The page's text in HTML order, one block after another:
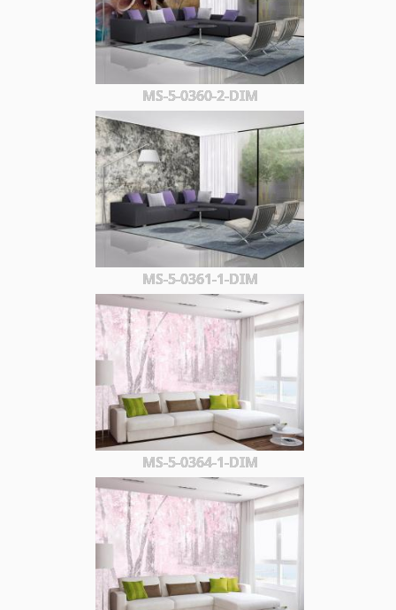
MS-5-0360-2-DIM
MS-5-0361-1-DIM
MS-5-0364-1-DIM